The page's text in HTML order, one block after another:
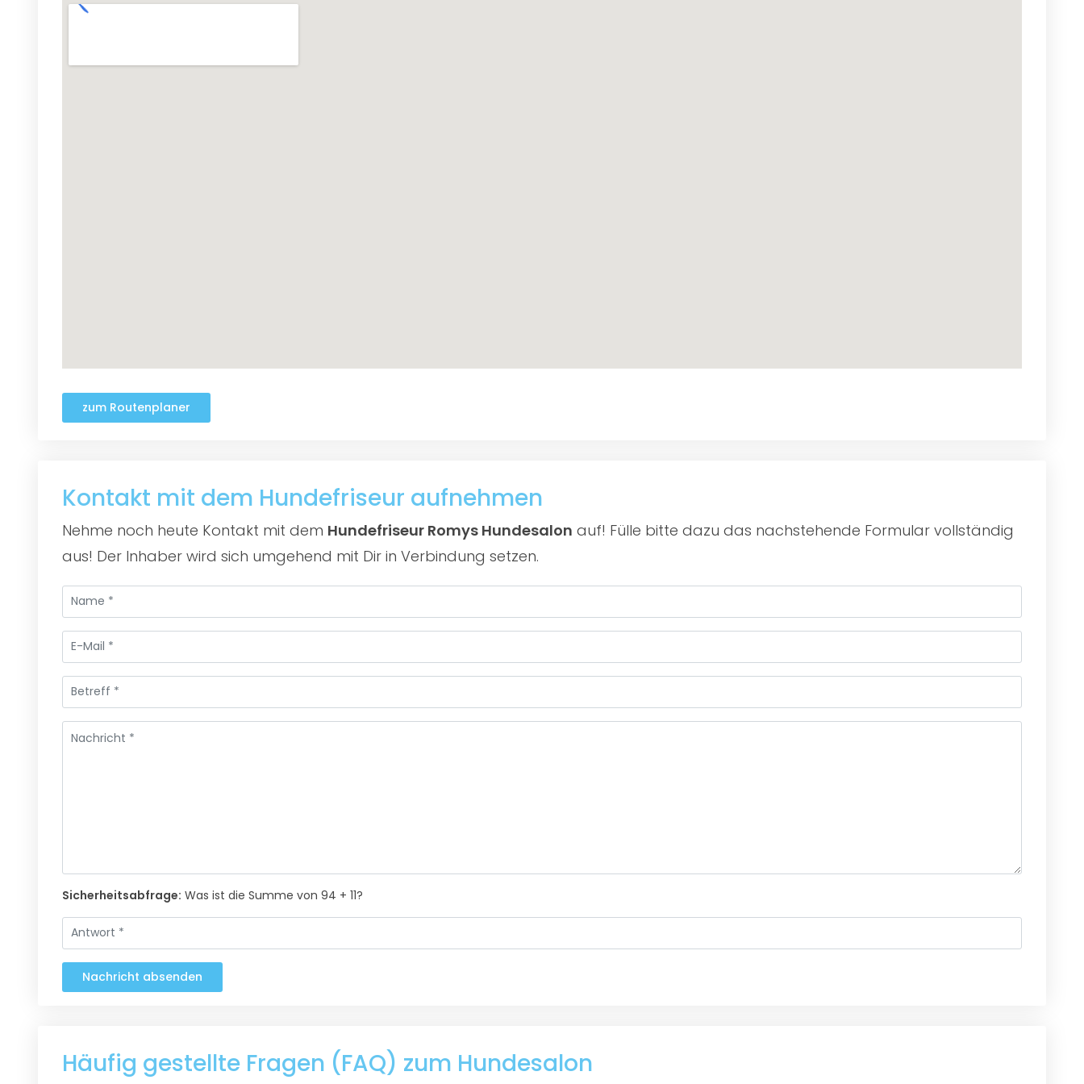
zum Routenplaner
Kontakt mit dem Hundefriseur aufnehmen
Nehme noch heute Kontakt mit dem Hundefriseur Romys Hundesalon auf! Fülle bitte dazu das nachstehende Formular vollständig
aus! Der Inhaber wird sich umgehend mit Dir in Verbindung setzen.
Sicherheitsabfrage: Was ist die Summe von 94 + 11?
Nachricht absenden
Häufig gestellte Fragen (FAQ) zum Hundesalon